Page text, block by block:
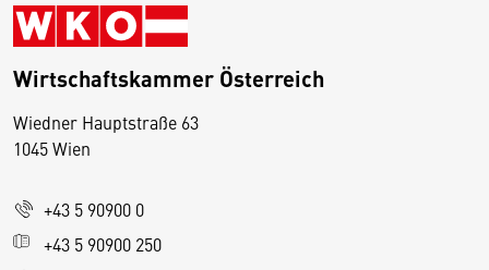
Wirtschaftskammer Österreich
Wiedner Hauptstraße 63
1045 Wien
+43 5 90900 0
+43 5 90900 250
D
s
e